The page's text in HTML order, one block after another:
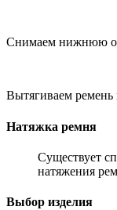
Снимаем нижнюю
Вытягиваем ремень
Натяжка ремня
Существует
натяжения
Выбор изделия